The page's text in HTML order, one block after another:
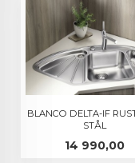
BLANCO DELTA-IF
STÅL
Pris
14 990,00